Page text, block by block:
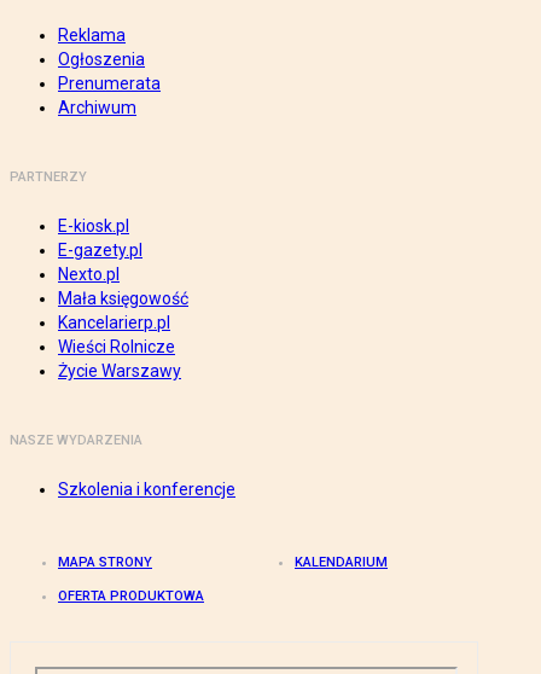
Reklama
Ogłoszenia
Prenumerata
Archiwum
PARTNERZY
E-kiosk.pl
E-gazety.pl
Nexto.pl
Mała księgowość
Kancelarierp.pl
Wieści Rolnicze
Życie Warszawy
NASZE WYDARZENIA
Szkolenia i konferencje
MAPA STRONY KALENDARIUM
OFERTA PRODUKTOWA